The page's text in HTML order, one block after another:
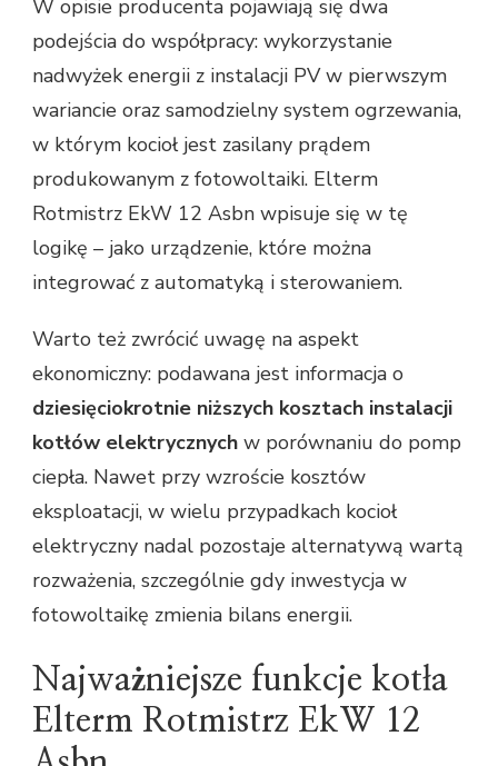
W opisie producenta pojawiają się dwa
podejścia do współpracy: wykorzystanie
nadwyżek energii z instalacji PV w pierwszym
wariancie oraz samodzielny system ogrzewania,
w którym kocioł jest zasilany prądem
produkowanym z fotowoltaiki. Elterm
Rotmistrz EkW 12 Asbn wpisuje się w tę
logikę – jako urządzenie, które można
integrować z automatyką i sterowaniem.
Warto też zwrócić uwagę na aspekt
ekonomiczny: podawana jest informacja o
dziesięciokrotnie niższych kosztach instalacji
kotłów elektrycznych w porównaniu do pomp
ciepła. Nawet przy wzroście kosztów
eksploatacji, w wielu przypadkach kocioł
elektryczny nadal pozostaje alternatywą wartą
rozważenia, szczególnie gdy inwestycja w
fotowoltaikę zmienia bilans energii.
Najważniejsze funkcje kotła
Elterm Rotmistrz EkW 12